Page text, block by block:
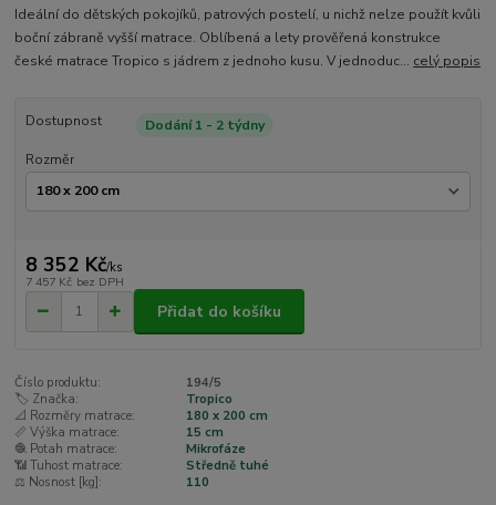
Ideální do dětských pokojíků, patrových postelí, u nichž nelze použít kvůli
boční zábraně vyšší matrace. Oblíbená a lety prověřená konstrukce
české matrace Tropico s jádrem z jednoho kusu. V jednoduc... celý popis
Dostupnost
Dodání 1 - 2 týdny
Rozměr
8 352 Kč/ks
7 457 Kč bez DPH
Přidat do košíku
Číslo produktu:
194/5
🏷️ Značka:
Tropico
📐 Rozměry matrace:
180 x 200 cm
📏 Výška matrace:
15 cm
🧶 Potah matrace:
Mikrofáze
📶 Tuhost matrace:
Středně tuhé
⚖️ Nosnost [kg]:
110